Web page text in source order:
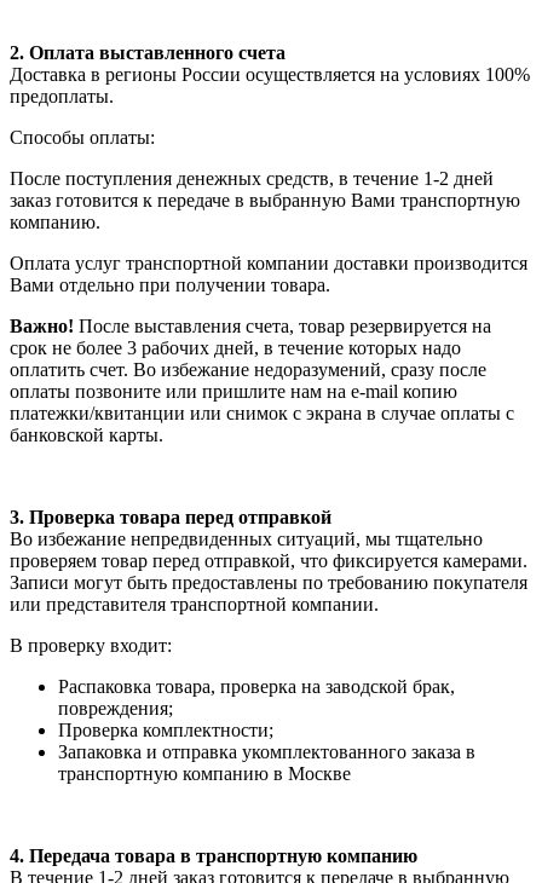
2. Оплата выставленного счета
Доставка в регионы России осуществляется на условиях 100%
предоплаты.
Способы оплаты:
После поступления денежных средств, в течение 1-2 дней
заказ готовится к передаче в выбранную Вами транспортную
компанию.
Оплата услуг транспортной компании доставки производится
Вами отдельно при получении товара.
Важно! После выставления счета, товар резервируется на
срок не более 3 рабочих дней, в течение которых надо
оплатить счет. Во избежание недоразумений, сразу после
оплаты позвоните или пришлите нам на e-mail копию
платежки/квитанции или снимок с экрана в случае оплаты с
банковской карты.
3. Проверка товара перед отправкой
Во избежание непредвиденных ситуаций, мы тщательно
проверяем товар перед отправкой, что фиксируется камерами.
Записи могут быть предоставлены по требованию покупателя
или представителя транспортной компании.
В проверку входит:
Распаковка товара, проверка на заводской брак,
повреждения;
Проверка комплектности;
Запаковка и отправка укомплектованного заказа в
транспортную компанию в Москве
4. Передача товара в транспортную компанию
В течение 1-2 дней заказ готовится к передаче в выбранную